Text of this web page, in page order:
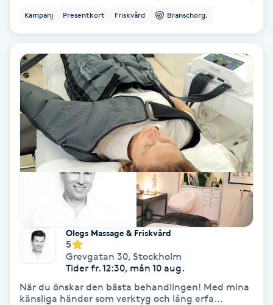
Ortobionomi
Ortopedi
Osteopati
Paraffinbehandling
Pedikyr
Pensionärklippning
Permanent
Kampanj Presentkort Friskvård Branschorg.
Olegs Massage & Friskvård
5
Grevgatan 30, Stockholm
Tider fr. 12:30, mån 10 aug.
När du önskar den bästa behandlingen! Med mina
känsliga händer som verktyg och lång erfa...